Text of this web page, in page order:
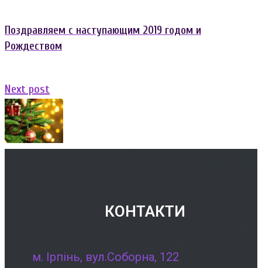
Поздравляем с наступающим 2019 годом и
Рождеством
Next post
post:
КОНТАКТИ
м. Ірпінь, вул.Соборна, 122